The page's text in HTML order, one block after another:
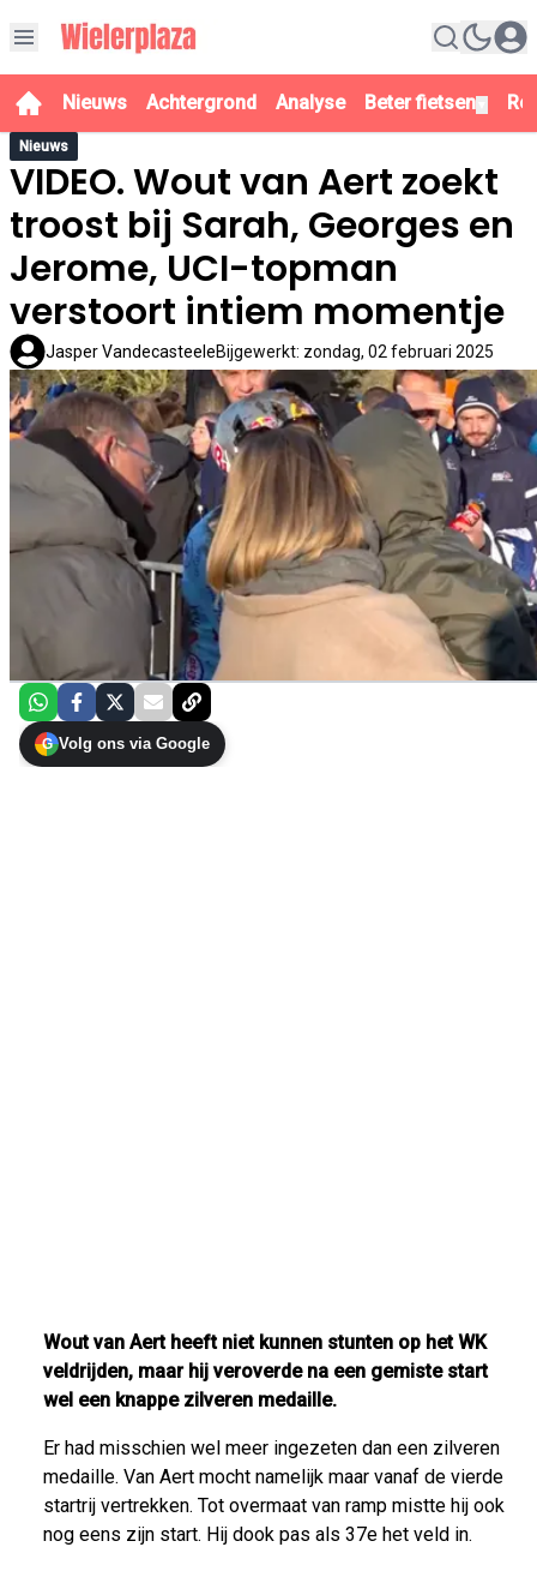
Nieuws Achtergrond Analyse Beter fietsen
Nieuws
VIDEO. Wout van Aert zoekt
troost bij Sarah, Georges en
Jerome, UCI-topman
verstoort intiem momentje
Jasper VandecasteeleBijgewerkt: zondag, 02 februari 2025
G Volg ons via Google
Wout van Aert heeft niet kunnen stunten op het WK
veldrijden, maar hij veroverde na een gemiste start
wel een knappe zilveren medaille.
Er had misschien wel meer ingezeten dan een zilveren
medaille. Van Aert mocht namelijk maar vanaf de vierde
startrij vertrekken. Tot overmaat van ramp mistte hij ook
nog eens zijn start. Hij dook pas als 37e het veld in.